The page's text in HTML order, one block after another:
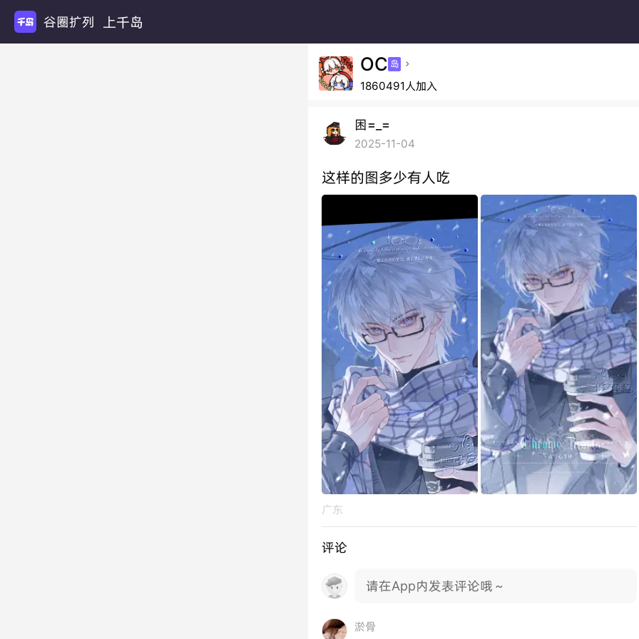
谷圈扩列 上千岛
OC 岛 
1860491人加入
困=_=
2025-11-04
这样的图多少有人吃
广东
评论
请在App内发表评论哦～
淤骨